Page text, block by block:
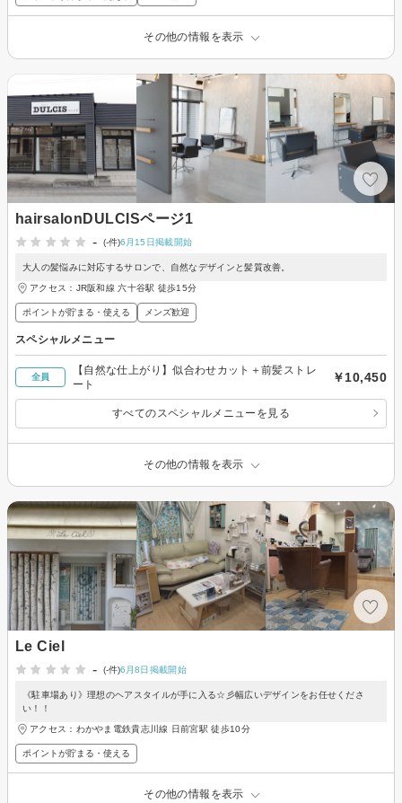
その他の情報を表示
hairsalonDULCISページ1
-
(-件)6月15日掲載開始
大人の髪悩みに対応するサロンで、自然なデザインと髪質改善。
アクセス：JR阪和線 六十谷駅 徒歩15分
ポイントが貯まる・使える メンズ歓迎
スペシャルメニュー
全員
【自然な仕上がり】似合わせカット＋前髪ストレ
ート
￥10,450
すべてのスペシャルメニューを見る
その他の情報を表示
Le Ciel
-
(-件)6月8日掲載開始
《駐車場あり》理想のヘアスタイルが手に入る☆彡幅広いデザインをお任せくださ
い！！
アクセス：わかやま電鉄貴志川線 日前宮駅 徒歩10分
ポイントが貯まる・使える
その他の情報を表示